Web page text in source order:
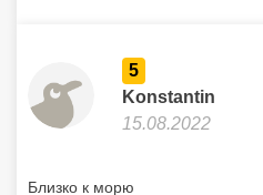
5
Konstantin
15.08.2022
Близко к морю